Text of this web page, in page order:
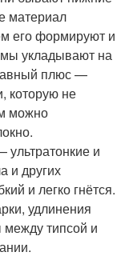
материал
его формируют и
укладывают на
плюс —
которую не
можно
и
и других
и легко гнётся.
удлинения
между типсой и